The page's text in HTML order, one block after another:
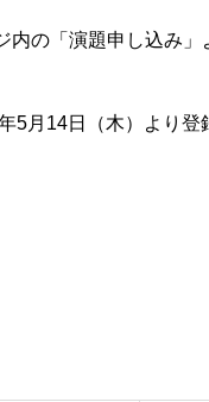
の「演題申し込み」
月14日（木）より登